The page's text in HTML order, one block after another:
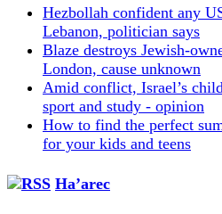
Hezbollah confident any
Lebanon, politician says
Blaze destroys Jewish-
London, cause unknown
Amid conflict, Israel’s
sport and study - opinion
How to find the perfect
for your kids and teens
Ha’arec